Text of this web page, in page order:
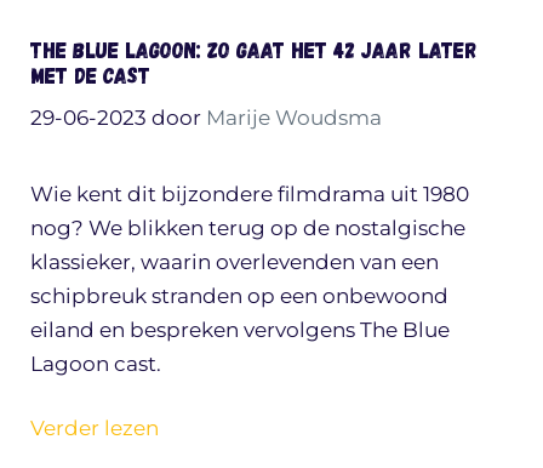
The Blue Lagoon: zo gaat het 42 jaar later
met de cast
29-06-2023 door Marije Woudsma
Wie kent dit bijzondere filmdrama uit 1980
nog? We blikken terug op de nostalgische
klassieker, waarin overlevenden van een
schipbreuk stranden op een onbewoond
eiland en bespreken vervolgens The Blue
Lagoon cast.
Verder lezen